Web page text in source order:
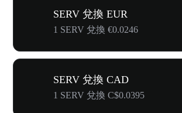
SERV 兌換 EUR
1 SERV 兌換 €0.0246
SERV 兌換 CAD
1 SERV 兌換 C$0.0395